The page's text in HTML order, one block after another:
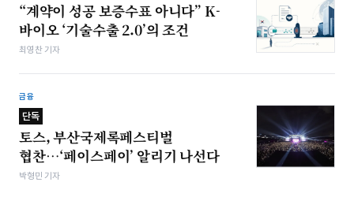
“계약이 성공 보증수표 아니다” K-
바이오 ‘기술수출 2.0’의 조건
최영찬 기자
금융
단독
토스, 부산국제록페스티벌
협찬…‘페이스페이’ 알리기 나선다
박형민 기자